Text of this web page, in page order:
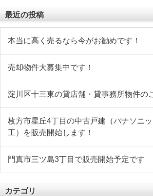
最近の投稿
本当に高く売るなら今がお勧めです！
売却物件大募集中です！
淀川区十三東の貸店舗・貸事務所物件の
枚方市星丘4丁目の中古戸建（パナソニ
工）を販売開始します！
門真市三ツ島3丁目で販売開始予定です
カテゴリ